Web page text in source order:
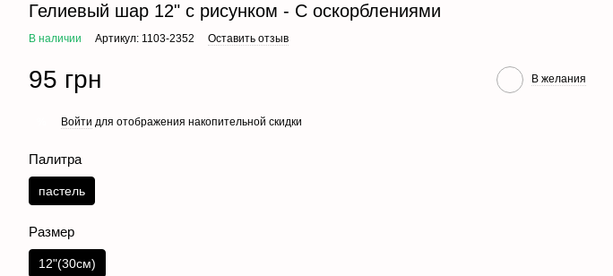
Гелиевый шар 12" с рисунком - С оскорблениями
В наличии Артикул: 1103-2352 Оставить отзыв
95 грн В желания
Войти для отображения накопительной скидки
Палитра
пастель
Размер
12"(30см)